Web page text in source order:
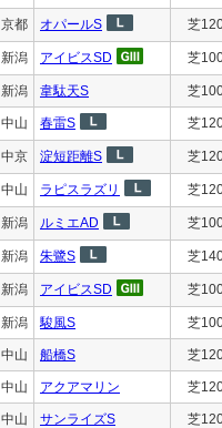
京都 オパールS 芝
新潟 アイビスSD 芝
新潟 韋駄天S 芝
中山 春雷S 芝
中京 淀短距離S 芝
中山 ラピスラズリ 芝
新潟 ルミエAD 芝
新潟 朱鷺S 芝
新潟 アイビスSD 芝
新潟 駿風S 芝
中山 船橋S 芝
中山 アクアマリン 芝
中山 サンライズS 芝